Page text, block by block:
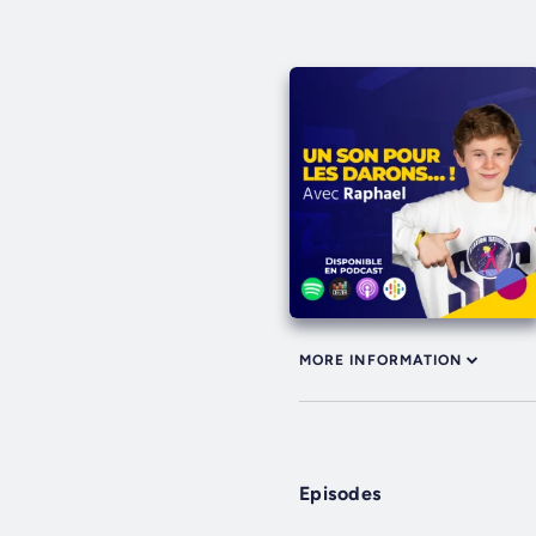
MORE INFORMATION
Episodes